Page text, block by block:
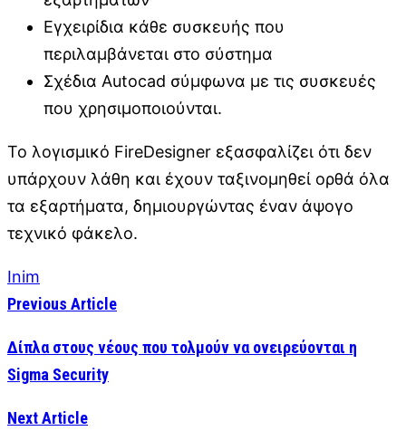
Εγχειρίδια κάθε συσκευής που
περιλαμβάνεται στο σύστημα
Σχέδια Autocad σύμφωνα με τις συσκευές
που χρησιμοποιούνται.
Το λογισμικό FireDesigner εξασφαλίζει ότι δεν
υπάρχουν λάθη και έχουν ταξινομηθεί ορθά όλα
τα εξαρτήματα, δημιουργώντας έναν άψογο
τεχνικό φάκελο.
Inim
Previous Article
Δίπλα στους νέους που τολμούν να ονειρεύονται η
Sigma Security
Next Article